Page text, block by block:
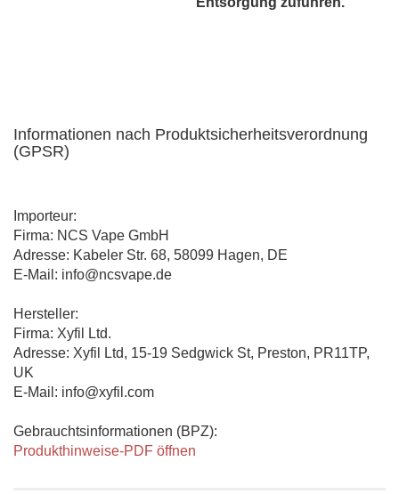
Informationen nach Produktsicherheitsverordnung
(GPSR)
Importeur:
Firma: NCS Vape GmbH
Adresse: Kabeler Str. 68, 58099 Hagen, DE
E-Mail: info@ncsvape.de
Hersteller:
Firma: Xyfil Ltd.
Adresse: Xyfil Ltd, 15-19 Sedgwick St, Preston, PR11TP,
UK
E-Mail: info@xyfil.com
Gebrauchtsinformationen (BPZ):
Produkthinweise-PDF öffnen